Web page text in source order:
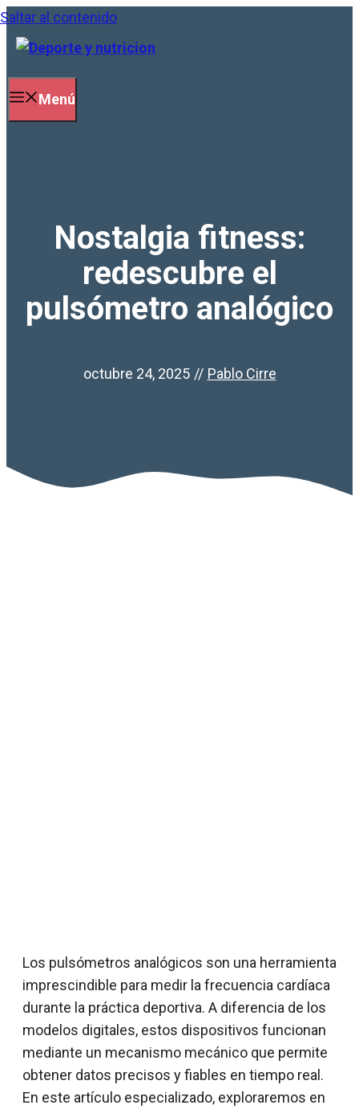
Saltar al contenido
Menú
Nostalgia fitness:
redescubre el
pulsómetro analógico
octubre 24, 2025 // Pablo Cirre
Los pulsómetros analógicos son una herramienta
imprescindible para medir la frecuencia cardíaca
durante la práctica deportiva. A diferencia de los
modelos digitales, estos dispositivos funcionan
mediante un mecanismo mecánico que permite
obtener datos precisos y fiables en tiempo real.
En este artículo especializado, exploraremos en